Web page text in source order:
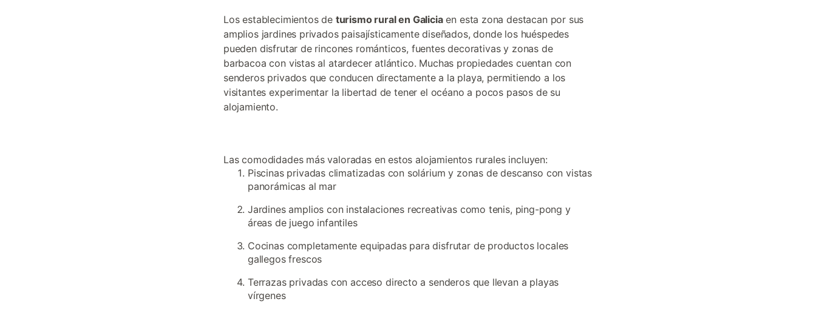
Los establecimientos de turismo rural en Galiciaen esta zona destacan por sus
amplios jardines privados paisajísticamente diseñados, donde los huéspedes
pueden disfrutar de rincones románticos, fuentes decorativas y zonas de
barbacoa con vistas al atardecer atlántico. Muchas propiedades cuentan con
senderos privados que conducen directamente a la playa, permitiendo a los
visitantes experimentar la libertad de tener el océano a pocos pasos de su
alojamiento.
Las comodidades más valoradas en estos alojamientos rurales incluyen:
Piscinas privadas climatizadas con solárium y zonas de descanso con vistas
panorámicas al mar
Jardines amplios con instalaciones recreativas como tenis, ping-pong y
áreas de juego infantiles
Cocinas completamente equipadas para disfrutar de productos locales
gallegos frescos
Terrazas privadas con acceso directo a senderos que llevan a playas
vírgenes